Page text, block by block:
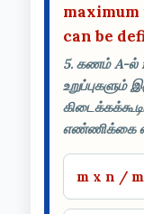
can be
5. கணம் A-ல்
உறுப்புகளும்
எண்ணிக்கை
m x n /